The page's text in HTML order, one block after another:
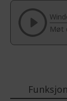
the
images
gallery
Møt